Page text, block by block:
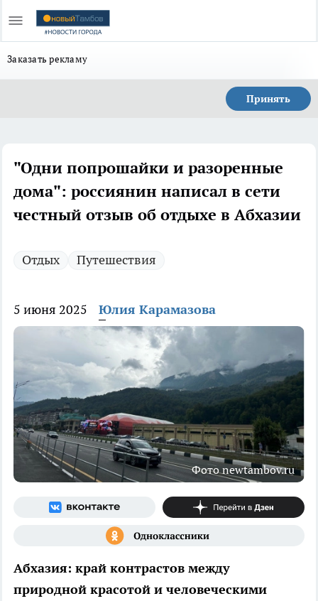
Заказать рекламу
Принять
"Одни попрошайки и разоренные
дома": россиянин написал в сети
честный отзыв об отдыхе в Абхазии
Отдых Путешествия
5 июня 2025 Юлия Карамазова
Фото newtambov.ru
Абхазия: край контрастов между
природной красотой и человеческими